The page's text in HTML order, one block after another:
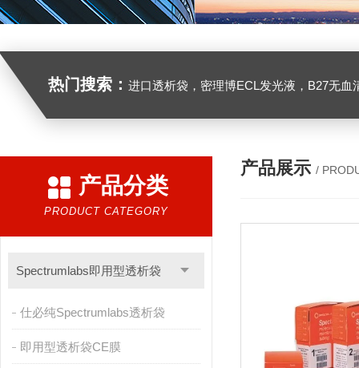
热门搜索： 进口透析袋，密理博ECL发光液，B27无血清培养基，N2培养基，紫外酶标板，Gibco胶原酶，
产品分类
PRODUCT CATEGORY
Spectrumlabs即用型透析袋
仕必纯Spectrumlabs透析袋
即用型透析袋CE膜
产品展示 /